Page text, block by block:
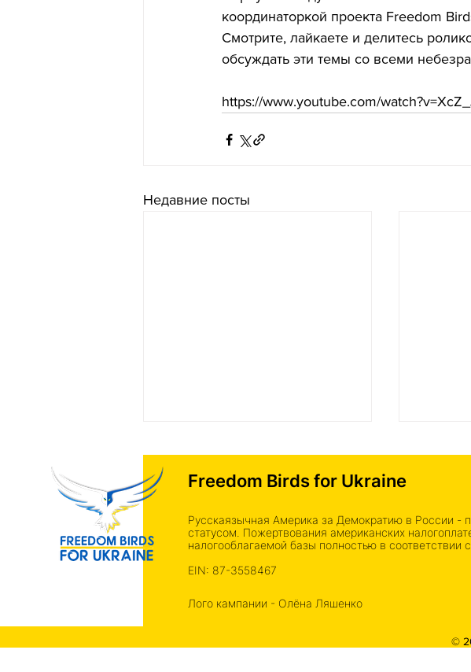
координаторкой проекта Freedom
Смотрите, лайкаете и делитесь
обсуждать эти темы со всеми
https://www.youtube.com/
Недавние посты
Mavic 3T на месте — фото
от бойцов 23-й бригады
Freedom Birds for Ukraine
Русскаязычная Америка за Демократию в России -
статусом. Пожертвования американских
налогооблагаемой базы полностью в соответствии
EIN: 87-3558467
Лого кампании - Олёна Ляшенко
©